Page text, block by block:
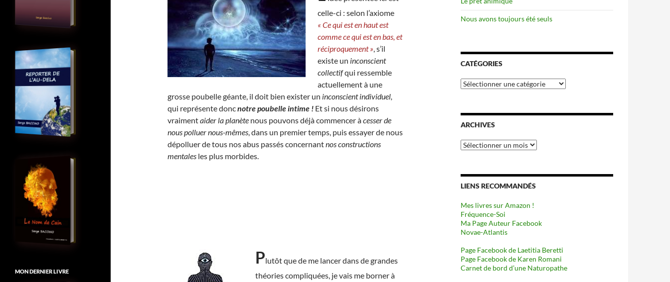
celle-ci : selon l’axiome
« Ce qui est en haut est
comme ce qui est en bas, et
réciproquement », s’il
existe un inconscient
collectifqui ressemble
actuellement à une
grosse poubelle géante, il doit bien exister un inconscient individuel,
qui représente doncnotre poubelle intime ! Et si nous désirons
vraimentaider la planète nous pouvons déjà commencer àcesser de
nous polluer nous-mêmes, dans un premier temps, puis essayer de nous
dépolluer de tous nos abus passés concernantnos constructions
mentales les plus morbides.
Plutôt que de me lancer dans de grandes
théories compliquées, je vais me borner à
Nous avons toujours été seuls
CATÉGORIES
Catégories
ARCHIVES
Archives
LIENS RECOMMANDÉS
Mes livres sur Amazon !
Fréquence-Soi
Ma Page Auteur Facebook
Novae-Atlantis
Page Facebook de Laetitia Beretti
Page Facebook de Karen Romani
Carnet de bord d’une Naturopathe
MON DERNIER LIVRE